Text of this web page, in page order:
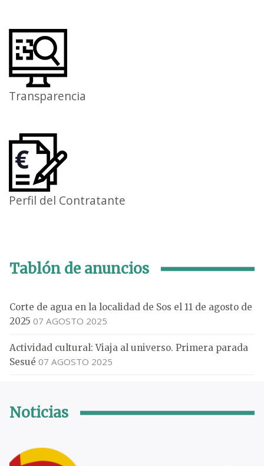
Transparencia
Perfil del Contratante
Tablón de anuncios
Corte de agua en la localidad de Sos el 11 de agosto de
2025 07 AGOSTO 2025
Actividad cultural: Viaja al universo. Primera parada
Sesué 07 AGOSTO 2025
Noticias